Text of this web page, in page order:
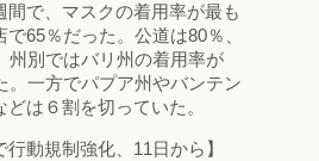
間で、マスクの着用率が最も
65％だった。公道は80％、
州別ではバリ州の着用率が
。一方でパプア州やバンテン
は６割を切っていた。
行動規制強化、11日から】